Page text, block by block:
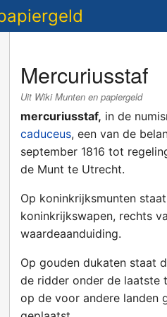
Mercuriusstaf
Uit Wiki Munten en papiergeld
mercuriusstaf, in de
caduceus, een van de
september 1816 tot
de Munt te Utrecht.
Op koninkrijksmunten
koninkrijkswapen, rechts
waardeaanduiding.
Op gouden dukaten staat
de ridder onder de laatste
op de voor andere landen